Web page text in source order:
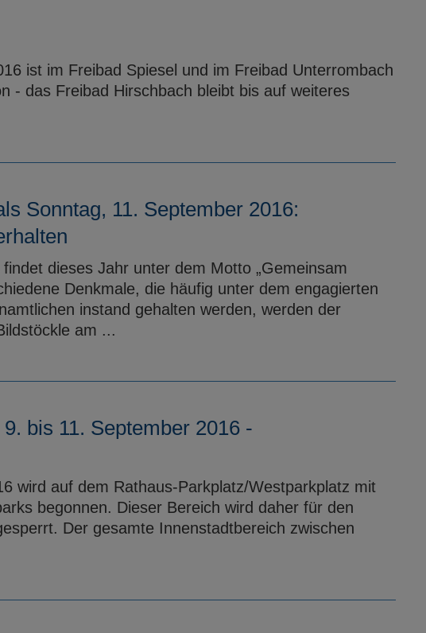
ist im Freibad Spiesel und im Freibad Unterrombach
- das Freibad Hirschbach bleibt bis auf weiteres
Sonntag, 11. September 2016:
dieses Jahr unter dem Motto „Gemeinsam
Denkmale, die häufig unter dem engagierten
instand gehalten werden, werden der
am ...
bis 11. September 2016 -
wird auf dem Rathaus-Parkplatz/Westparkplatz mit
begonnen. Dieser Bereich wird daher für den
Der gesamte Innenstadtbereich zwischen